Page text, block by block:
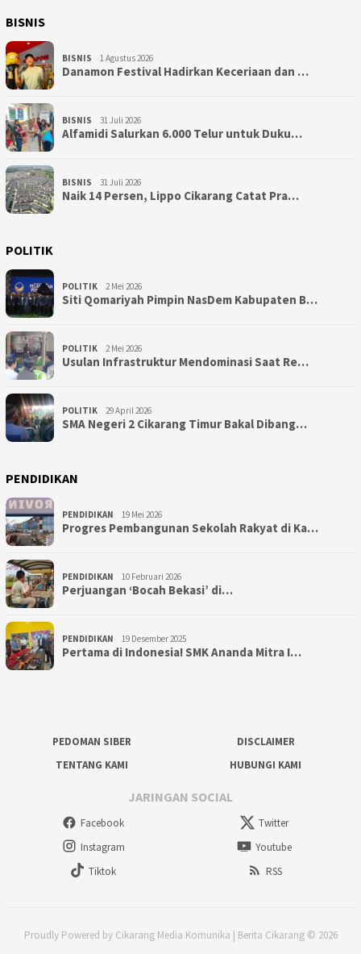
BISNIS
BISNIS 1 Agustus 2026
Danamon Festival Hadirkan Keceriaan dan …
BISNIS 31 Juli 2026
Alfamidi Salurkan 6.000 Telur untuk Duku…
BISNIS 31 Juli 2026
Naik 14 Persen, Lippo Cikarang Catat Pra…
POLITIK
POLITIK 2 Mei 2026
Siti Qomariyah Pimpin NasDem Kabupaten B…
POLITIK 2 Mei 2026
Usulan Infrastruktur Mendominasi Saat Re…
POLITIK 29 April 2026
SMA Negeri 2 Cikarang Timur Bakal Dibang…
PENDIDIKAN
PENDIDIKAN 19 Mei 2026
Progres Pembangunan Sekolah Rakyat di Ka…
PENDIDIKAN 10 Februari 2026
Perjuangan ‘Bocah Bekasi’ di…
PENDIDIKAN 19 Desember 2025
Pertama di Indonesia! SMK Ananda Mitra I…
PEDOMAN SIBER
DISCLAIMER
TENTANG KAMI
HUBUNGI KAMI
JARINGAN SOCIAL
Facebook
Twitter
Instagram
Youtube
Tiktok
RSS
Proudly Powered by Cikarang Media Komunika | Berita Cikarang © 2026